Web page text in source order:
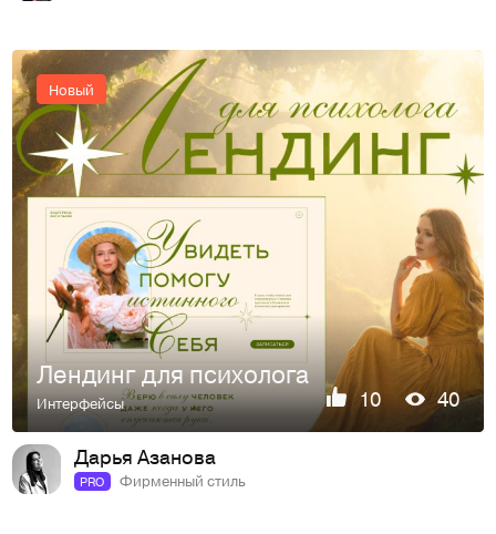
Новый
Лендинг для психолога
Интерфейсы 10 40
Дарья Азанова
PRO Фирменный стиль